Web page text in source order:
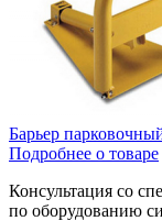
Барьер
Подробнее о товаре
Консультация со
по оборудованию